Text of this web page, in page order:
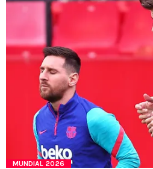
MUNDIAL 2026